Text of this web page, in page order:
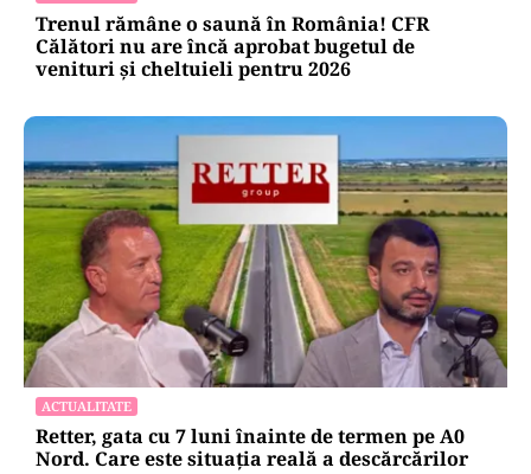
Trenul rămâne o saună în România! CFR
Călători nu are încă aprobat bugetul de
venituri și cheltuieli pentru 2026
ACTUALITATE
Retter, gata cu 7 luni înainte de termen pe A0
Nord. Care este situația reală a descărcărilor